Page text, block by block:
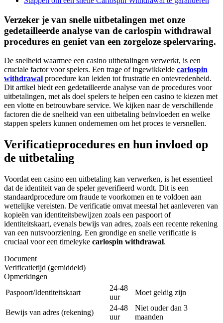
Verzeker je van snelle uitbetalingen met onze
gedetailleerde analyse van de carlospin withdrawal
procedures en geniet van een zorgeloze spelervaring.
De snelheid waarmee een casino uitbetalingen verwerkt, is een
cruciale factor voor spelers. Een trage of ingewikkelde carlospin
withdrawal procedure kan leiden tot frustratie en ontevredenheid.
Dit artikel biedt een gedetailleerde analyse van de procedures voor
uitbetalingen, met als doel spelers te helpen een casino te kiezen met
een vlotte en betrouwbare service. We kijken naar de verschillende
factoren die de snelheid van een uitbetaling beïnvloeden en welke
stappen spelers kunnen ondernemen om het proces te versnellen.
Verificatieprocedures en hun invloed op
de uitbetaling
Voordat een casino een uitbetaling kan verwerken, is het essentieel
dat de identiteit van de speler geverifieerd wordt. Dit is een
standaardprocedure om fraude te voorkomen en te voldoen aan
wettelijke vereisten. De verificatie omvat meestal het aanleveren van
kopieën van identiteitsbewijzen zoals een paspoort of
identiteitskaart, evenals bewijs van adres, zoals een recente rekening
van een nutsvoorziening. Een grondige en snelle verificatie is
cruciaal voor een timeleyke carlospin withdrawal.
Document
Verificatietijd (gemiddeld)
Opmerkingen
Paspoort/Identiteitskaart
24-48
uur
Moet geldig zijn
Bewijs van adres (rekening)
24-48
uur
Niet ouder dan 3
maanden